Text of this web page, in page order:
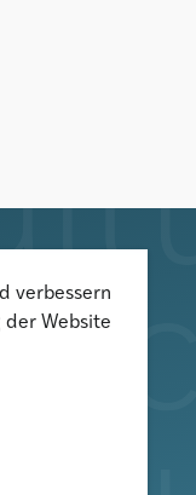
verbessern
Website